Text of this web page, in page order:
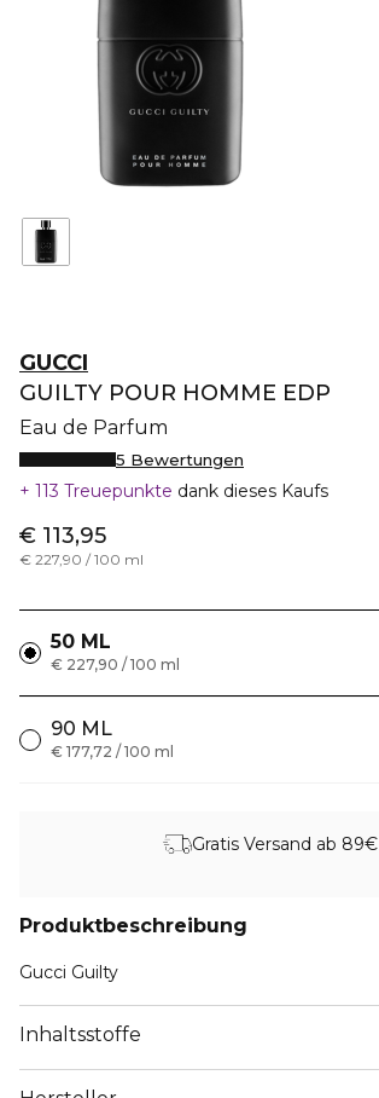
GUCCI
GUILTY POUR HOMME EDP
Eau de Parfum
5 Bewertungen
113 Treuepunkte dank dieses Kaufs
€ 113,95
€ 227,90 / 100 ml
50 ML
€ 227,90 / 100 ml
90 ML
€ 177,72 / 100 ml
Gratis Versand ab 89€
Produktbeschreibung
Gucci Guilty
Inhaltsstoffe